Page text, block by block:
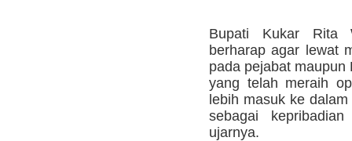
Bupati Kukar Rita
berharap agar lewat
pada pejabat maupun
yang telah meraih
lebih masuk ke
sebagai
ujarnya.